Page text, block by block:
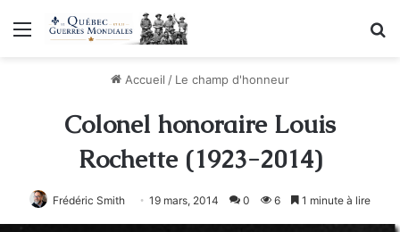
Menu
Accueil / Le champ d'honneur
Colonel honoraire Louis
Rochette (1923-2014)
Frédéric Smith 19 mars, 2014 0 6 1 minute à lire